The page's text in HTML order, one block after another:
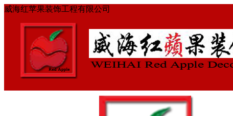
威海红苹果装饰工程有限公司